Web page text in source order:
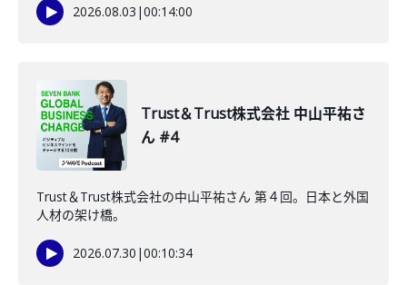
2026.08.03 |00:14:00
Trust＆Trust株式会社 中山平祐さ
ん #4
Trust＆Trust株式会社の中山平祐さん 第４回。日本と外国
人材の架け橋。
2026.07.30 |00:10:34